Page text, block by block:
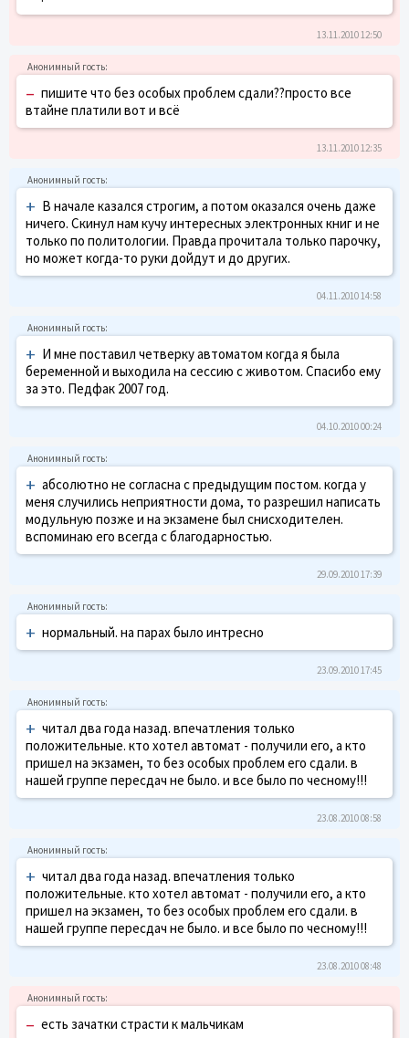
13.11.2010 12:50
– пишите что без особых проблем сдали??просто все
втайне платили вот и всё
13.11.2010 12:35
+ В начале казался строгим, а потом оказался очень даже
ничего. Скинул нам кучу интересных электронных книг и не
только по политологии. Правда прочитала только парочку,
но может когда-то руки дойдут и до других.
04.11.2010 14:58
+ И мне поставил четверку автоматом когда я была
беременной и выходила на сессию с животом. Спасибо ему
за это. Педфак 2007 год.
04.10.2010 00:24
+ абсолютно не согласна с предыдущим постом. когда у
меня случились неприятности дома, то разрешил написать
модульную позже и на экзамене был снисходителен.
вспоминаю его всегда с благодарностью.
29.09.2010 17:39
+ нормальный. на парах было интресно
23.09.2010 17:45
+ читал два года назад. впечатления только
положительные. кто хотел автомат - получили его, а кто
пришел на экзамен, то без особых проблем его сдали. в
нашей группе пересдач не было. и все было по чесному!!!
23.08.2010 08:58
+ читал два года назад. впечатления только
положительные. кто хотел автомат - получили его, а кто
пришел на экзамен, то без особых проблем его сдали. в
нашей группе пересдач не было. и все было по чесному!!!
23.08.2010 08:48
– есть зачатки страсти к мальчикам